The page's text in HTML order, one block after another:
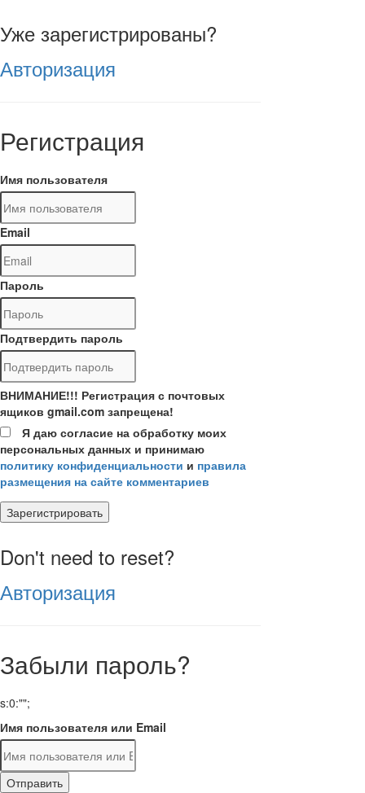
Уже зарегистрированы?
Авторизация
Регистрация
Имя пользователя
Email
Пароль
Подтвердить пароль
ВНИМАНИЕ!!! Регистрация с почтовых
ящиков gmail.com запрещена!
Я даю согласие на обработку моих
персональных данных и принимаю
политику конфиденциальности и правила
размещения на сайте комментариев
Зарегистрировать
Don't need to reset?
Авторизация
Забыли пароль?
s:0:"";
Имя пользователя или Email
Отправить